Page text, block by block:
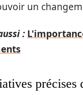
un
:
précises